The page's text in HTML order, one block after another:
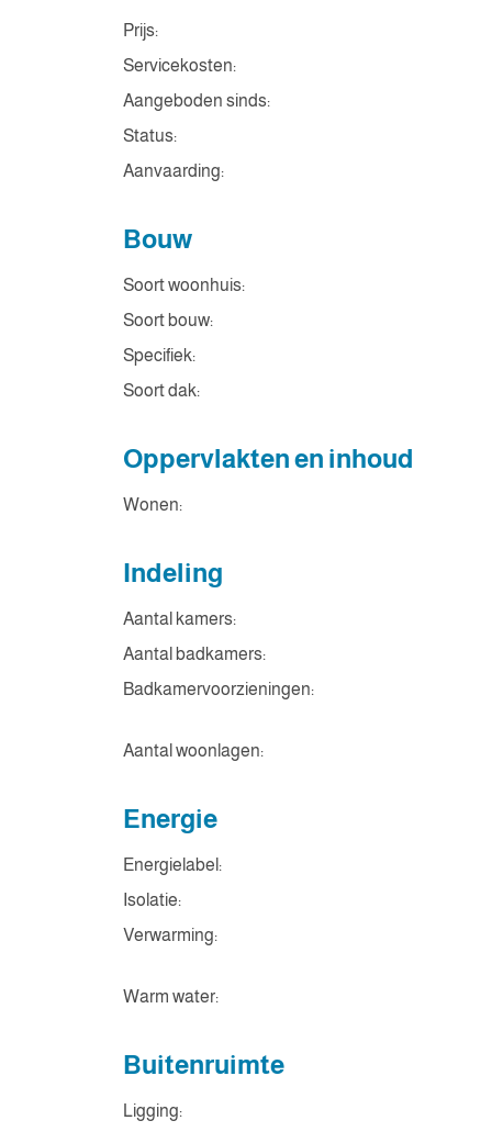
Prijs:
Servicekosten:
Aangeboden sinds:
Status:
Aanvaarding:
Bouw
Soort woonhuis:
Soort bouw:
Specifiek:
Soort dak:
Oppervlakten en inhoud
Wonen:
Indeling
Aantal kamers:
Aantal badkamers:
Badkamervoorzieningen:
Aantal woonlagen:
Energie
Energielabel:
Isolatie:
Verwarming:
Warm water:
Buitenruimte
Ligging: